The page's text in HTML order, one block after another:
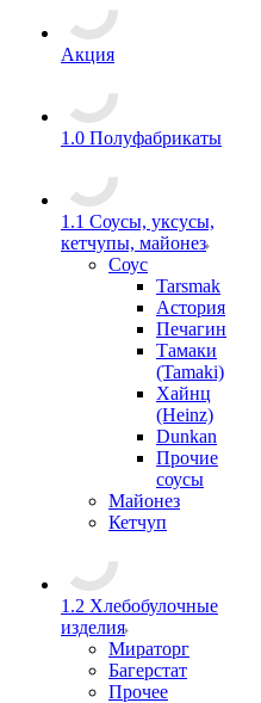
Акция
1.0 Полуфабрикаты
1.1 Соусы, уксусы,
кетчупы, майонез
Соус
Tarsmak
Астория
Печагин
Тамаки
(Tamaki)
Хайнц
(Heinz)
Dunkan
Прочие
соусы
Майонез
Кетчуп
1.2 Хлебобулочные
изделия
Мираторг
Багерстат
Прочее